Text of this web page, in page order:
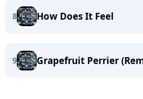
8 How Does It Feel
9 Grapefruit Perrier